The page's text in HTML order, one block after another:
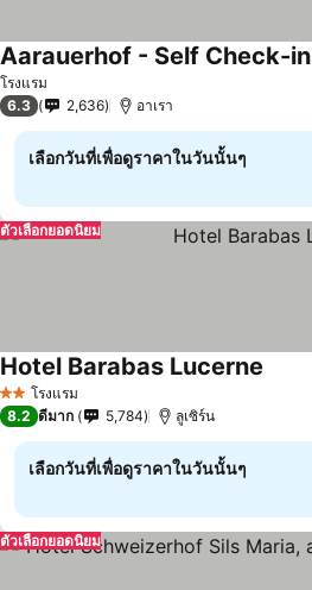
โรงแรม
Aarauerhof - Self Check-in
6.3 2,636 อาเรา
เลือกวันที่เพื่อดูราคาในวันนั้นๆ
ตัวเลือกยอดนิยม
2 ดาวโรงแรม
Hotel Barabas Lucerne
8.2 ดีมาก 5,784 ลูเซิร์น
เลือกวันที่เพื่อดูราคาในวันนั้นๆ
ตัวเลือกยอดนิยม